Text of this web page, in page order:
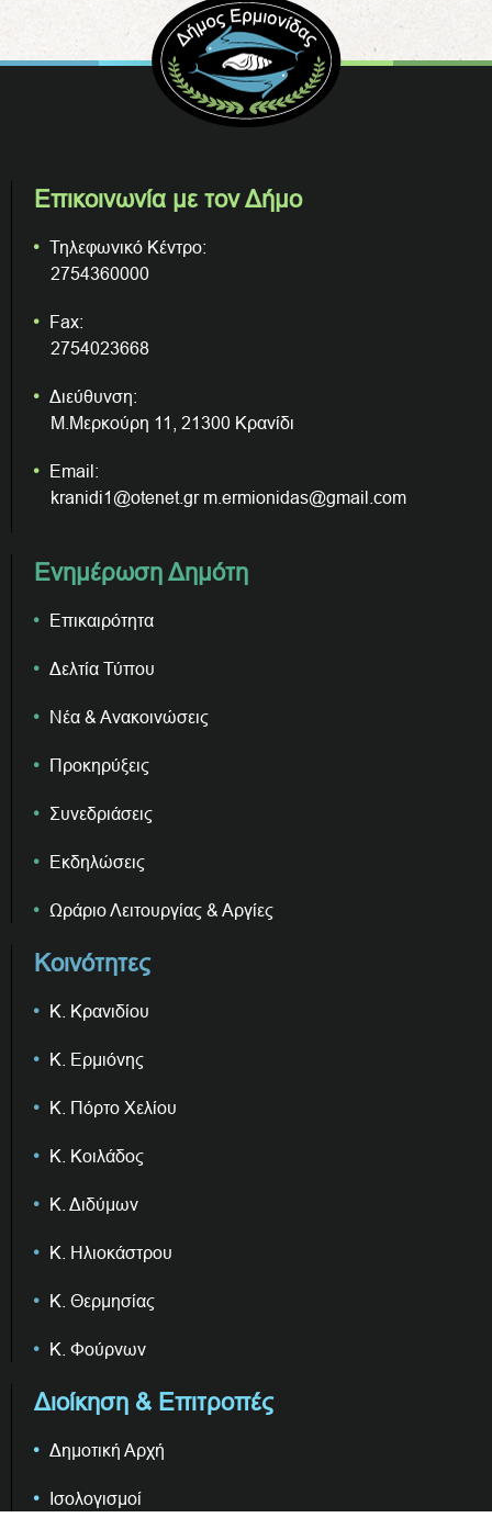
Επικοινωνία με τον Δήμο
Τηλεφωνικό Κέντρο:
2754360000
Fax:
2754023668
Διεύθυνση:
Μ.Μερκούρη 11, 21300 Κρανίδι
Email:
kranidi1@otenet.gr m.ermionidas@gmail.com
Ενημέρωση Δημότη
Επικαιρότητα
Δελτία Τύπου
Νέα & Ανακοινώσεις
Προκηρύξεις
Συνεδριάσεις
Εκδηλώσεις
Ωράριο Λειτουργίας & Αργίες
Κοινότητες
Κ. Κρανιδίου
Κ. Ερμιόνης
Κ. Πόρτο Χελίου
Κ. Κοιλάδος
Κ. Διδύμων
Κ. Ηλιοκάστρου
Κ. Θερμησίας
Κ. Φούρνων
Διοίκηση & Επιτροπές
Δημοτική Αρχή
Ισολογισμοί